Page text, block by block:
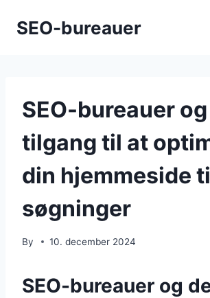
SEO-bureauer
SEO-bureauer
tilgang til at
din hjemmeside
søgninger
By 10. december 2024
SEO-bureauer og